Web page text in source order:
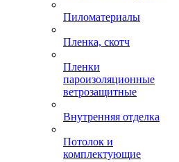
Пиломатериалы
Пленка, скотч
Пленки
пароизоляционные
ветрозащитные
Внутренняя отделка
Потолок и
комплектующие